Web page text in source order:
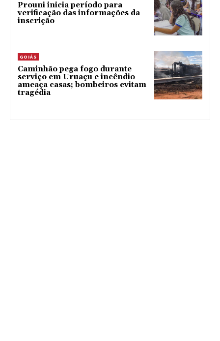
Prouni inicia período para
verificação das informações da
inscrição
GOIÁS
Caminhão pega fogo durante
serviço em Uruaçu e incêndio
ameaça casas; bombeiros evitam
tragédia